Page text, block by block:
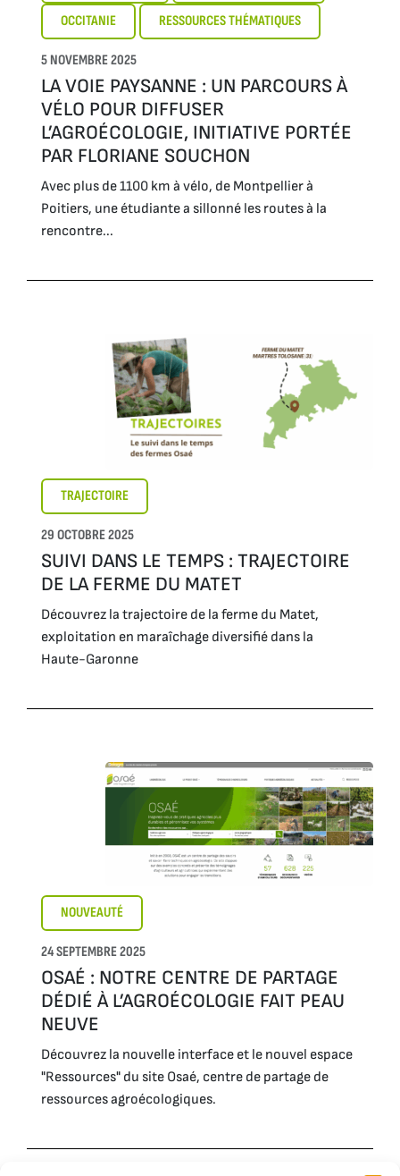
OCCITANIE RESSOURCES THÉMATIQUES
5 NOVEMBRE 2025
LA VOIE PAYSANNE : UN PARCOURS À
VÉLO POUR DIFFUSER
L’AGROÉCOLOGIE, INITIATIVE PORTÉE
PAR FLORIANE SOUCHON
Avec plus de 1100 km à vélo, de Montpellier à
Poitiers, une étudiante a sillonné les routes à la
rencontre...
TRAJECTOIRE
29 OCTOBRE 2025
SUIVI DANS LE TEMPS : TRAJECTOIRE
DE LA FERME DU MATET
Découvrez la trajectoire de la ferme du Matet,
exploitation en maraîchage diversifié dans la
Haute-Garonne
NOUVEAUTÉ
24 SEPTEMBRE 2025
OSAÉ : NOTRE CENTRE DE PARTAGE
DÉDIÉ À L’AGROÉCOLOGIE FAIT PEAU
NEUVE
Découvrez la nouvelle interface et le nouvel espace
"Ressources" du site Osaé, centre de partage de
ressources agroécologiques.